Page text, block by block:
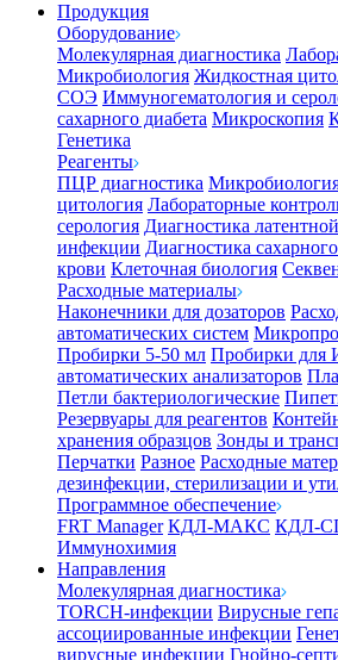
Продукция
Оборудование
Молекулярная диагностика
Микробиология Жидкостная
СОЭ Иммуногематология и
сахарного диабета Микроскопия
Генетика
Реагенты
ПЦР диагностика
цитология Лабораторные
серология Диагностика
инфекции Диагностика
крови Клеточная биология
Расходные материалы
Наконечники для дозаторов
автоматических систем
Пробирки 5-50 мл Пробирки
автоматических анализаторов
Петли бактериологические
Резервуары для реагентов
хранения образцов Зонды и
Перчатки Разное Расходные
дезинфекции, стерилизации и
Программное обеспечение
FRT Manager КДЛ-МАКС КДЛ-
Иммунохимия
Направления
Молекулярная диагностика
TORCH-инфекции Вирусные
ассоциированные инфекции
вирусные инфекции Гнойно-